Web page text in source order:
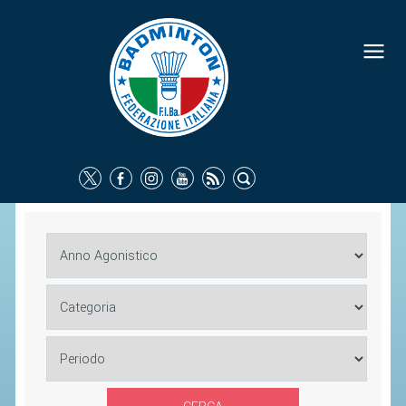
FEDERAZIONE
IDENTITÀ
COMMISSIONI FEDERALI
ORGANI TERRITORIALI
SOCIETÀ SPORTIVE
TUTELA DELLA SALUTE -
COMUNICAZIONE E MARKETING